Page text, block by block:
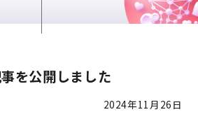
を公開しました
2024年11月26日